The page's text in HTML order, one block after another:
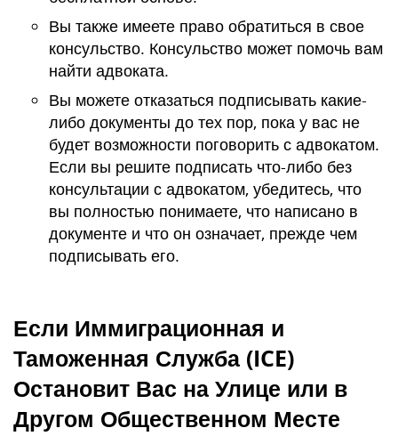
Вы также имеете право обратиться в свое
консульство. Консульство может помочь вам
найти адвоката.
Вы можете отказаться подписывать какие-
либо документы до тех пор, пока у вас не
будет возможности поговорить с адвокатом.
Если вы решите подписать что-либо без
консультации с адвокатом, убедитесь, что
вы полностью понимаете, что написано в
документе и что он означает, прежде чем
подписывать его.
Если Иммиграционная и
Таможенная Служба (ICE)
Остановит Вас на Улице или в
Другом Общественном Месте